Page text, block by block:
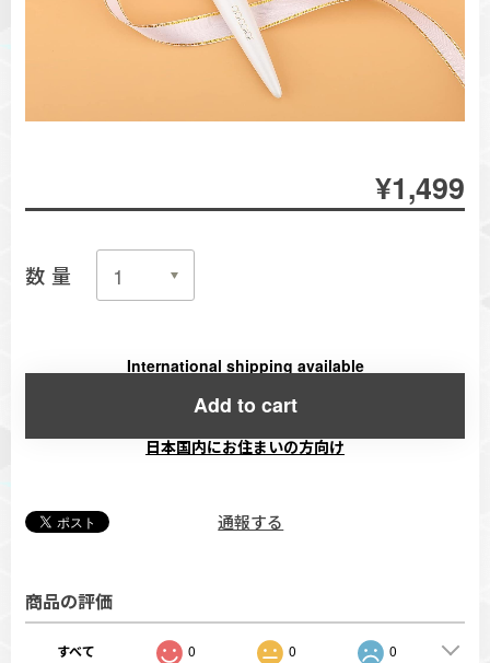
¥1,499
数量
International shipping available
Add to cart
日本国内にお住まいの方向け
通報する
商品の評価
すべて 0 0 0